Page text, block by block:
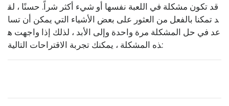
قد تكون مشكلة في اللعبة نفسها أو شيء أكثر شراً. حسنًا ، لق
د تمكنا بالفعل من العثور على بعض الأشياء التي يمكن أن تسا
عد في حل المشكلة مرة واحدة وإلى الأبد ، لذلك إذا واجهت ه
ذه المشكلة ، يمكنك تجربة الاقتراحات التالية: